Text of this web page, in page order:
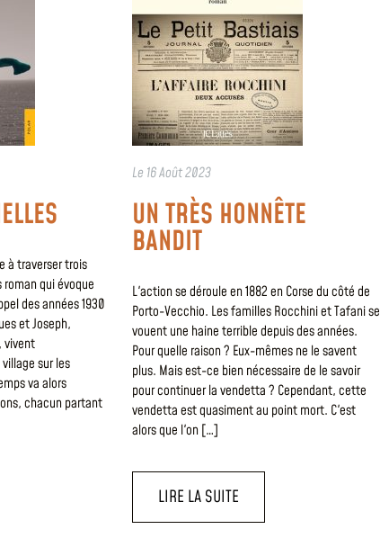
à traverser trois
qui évoque
des années 1930
et Joseph,
vivent
sur les
va alors
chacun partant
Le 16 Août 2023
UN TRÈS HONNÊTE
BANDIT
L'action se déroule en 1882 en Corse du côté de
Porto-Vecchio. Les familles Rocchini et Tafani se
vouent une haine terrible depuis des années.
Pour quelle raison ? Eux-mêmes ne le savent
plus. Mais est-ce bien nécessaire de le savoir
pour continuer la vendetta ? Cependant, cette
vendetta est quasiment au point mort. C'est
alors que l'on […]
LIRE LA SUITE